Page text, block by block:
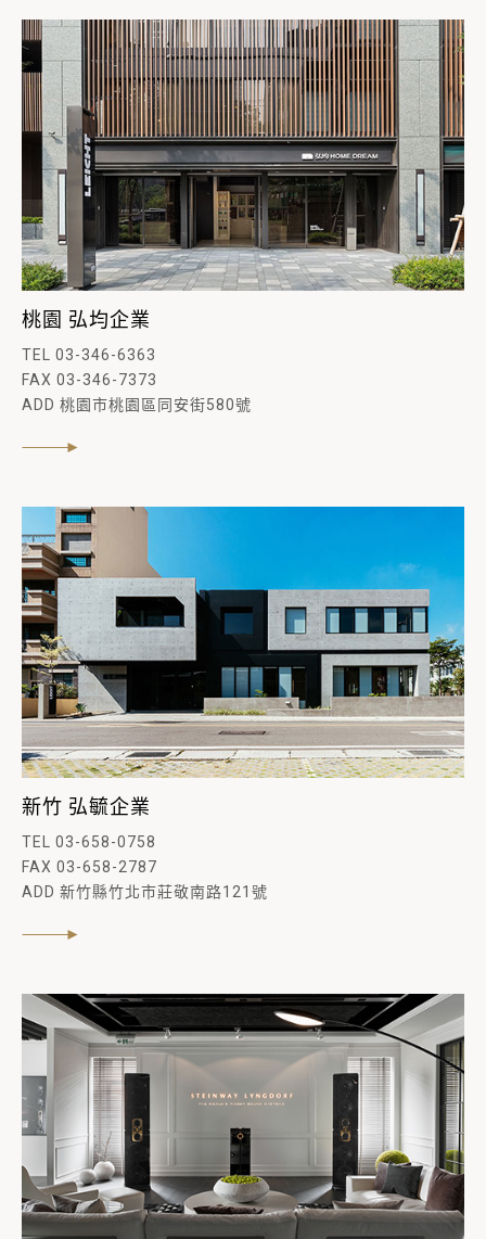
桃園 弘均企業
TEL 03-346-6363
FAX 03-346-7373
ADD 桃園市桃園區同安街580號
新竹 弘毓企業
TEL 03-658-0758
FAX 03-658-2787
ADD 新竹縣竹北市莊敬南路121號